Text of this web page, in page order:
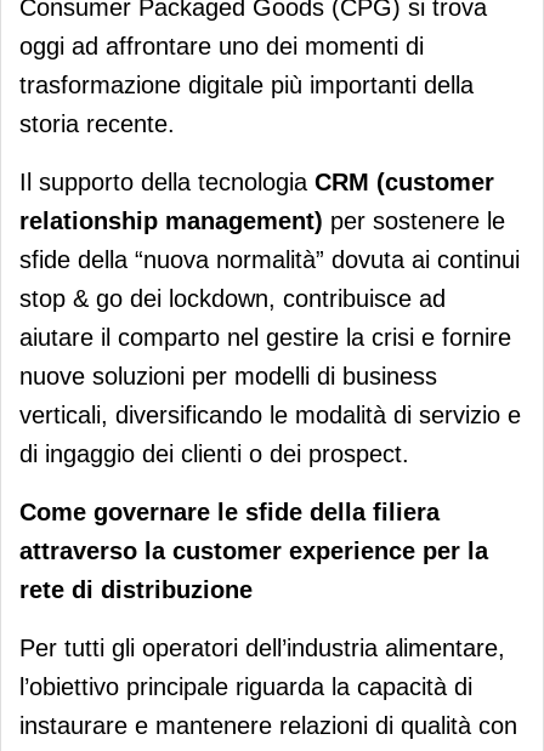
business
Consumer Packaged Goods (CPG) si trova
oggi ad affrontare uno dei momenti di
trasformazione digitale più importanti della
storia recente.
Il supporto della tecnologia CRM (customer
relationship management) per sostenere le
sfide della “nuova normalità” dovuta ai continui
stop & go dei lockdown, contribuisce ad
aiutare il comparto nel gestire la crisi e fornire
nuove soluzioni per modelli di business
verticali, diversificando le modalità di servizio e
di ingaggio dei clienti o dei prospect.
Come governare le sfide della filiera
attraverso la customer experience per la
rete di distribuzione
Per tutti gli operatori dell’industria alimentare,
l’obiettivo principale riguarda la capacità di
instaurare e mantenere relazioni di qualità con